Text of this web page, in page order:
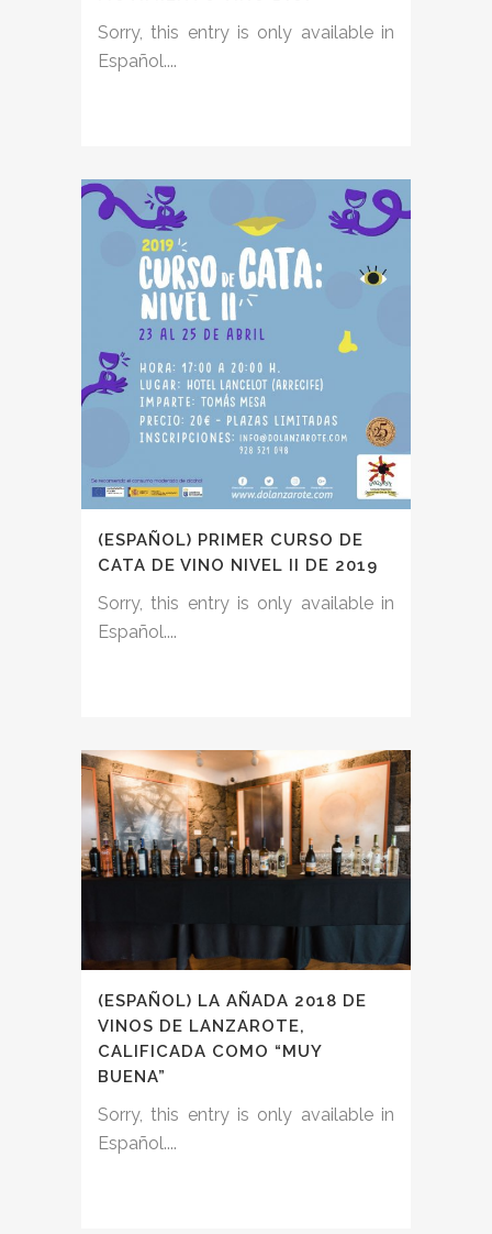
Sorry, this entry is only available in
Español....
(ESPAÑOL) PRIMER CURSO DE
CATA DE VINO NIVEL II DE 2019
Sorry, this entry is only available in
Español....
(ESPAÑOL) LA AÑADA 2018 DE
VINOS DE LANZAROTE,
CALIFICADA COMO “MUY
BUENA”
Sorry, this entry is only available in
Español....